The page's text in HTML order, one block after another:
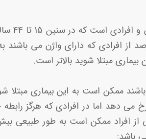
واژینوز
مبتلا شوید بالاتر است.
ممکن است به این بیماری مبتلا
می دهد اما در افرادی که هرگز
از افراد ممکن است به طور طبیعی